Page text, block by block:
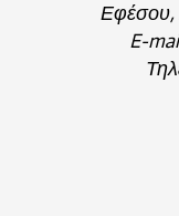
Εφέσου,
E-